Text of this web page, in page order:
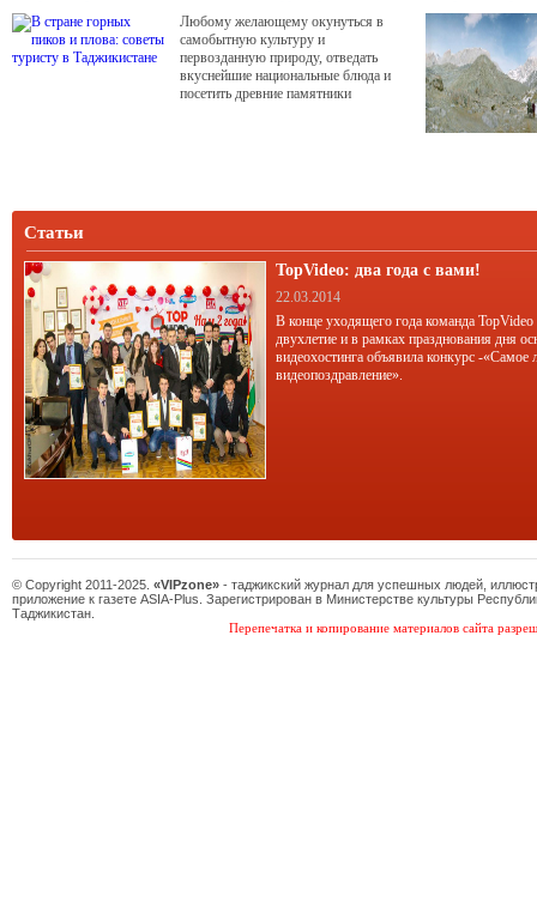
Любому желающему окунуться в
самобытную культуру и
первозданную природу, отведать
вкуснейшие национальные блюда и
посетить древние памятники
Статьи
TopVideo: два года с вами!
22.03.2014
В конце уходящего года команда TopVideo
двухлетие и в рамках празднования дня
видеохостинга объявила конкурс -«Самое
видеопоздравление».
© Copyright 2011-2025. «VIPzone» - таджикский журнал для успешных людей,
приложение к газете ASIA-Plus. Зарегистрирован в Министерстве культуры
Таджикистан.
Перепечатка и копирование материалов сайта